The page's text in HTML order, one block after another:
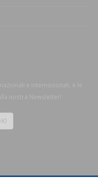
e internazionali, e le
nostra Newsletter!